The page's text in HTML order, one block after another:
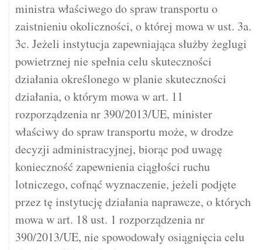
ministra właściwego do spraw transportu o
zaistnieniu okoliczności, o której mowa w ust. 3a.
3c. Jeżeli instytucja zapewniająca służby żeglugi
powietrznej nie spełnia celu skuteczności
działania określonego w planie skuteczności
działania, o którym mowa w art. 11
rozporządzenia nr 390/2013/UE, minister
właściwy do spraw transportu może, w drodze
decyzji administracyjnej, biorąc pod uwagę
konieczność zapewnienia ciągłości ruchu
lotniczego, cofnąć wyznaczenie, jeżeli podjęte
przez tę instytucję działania naprawcze, o których
mowa w art. 18 ust. 1 rozporządzenia nr
390/2013/UE, nie spowodowały osiągnięcia celu